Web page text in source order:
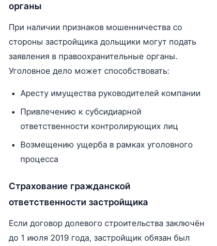
органы
При наличии признаков мошенничества со
стороны застройщика дольщики могут подать
заявления в правоохранительные органы.
Уголовное дело может способствовать:
Аресту имущества руководителей компании
Привлечению к субсидиарной
ответственности контролирующих лиц
Возмещению ущерба в рамках уголовного
процесса
Страхование гражданской
ответственности застройщика
Если договор долевого строительства заключён
до 1 июля 2019 года, застройщик обязан был